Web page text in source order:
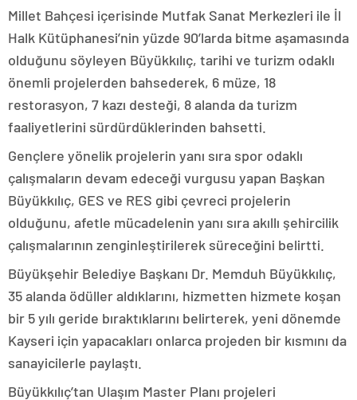
Millet Bahçesi içerisinde Mutfak Sanat Merkezleri ile İl
Halk Kütüphanesi’nin yüzde 90’larda bitme aşamasında
olduğunu söyleyen Büyükkılıç, tarihi ve turizm odaklı
önemli projelerden bahsederek, 6 müze, 18
restorasyon, 7 kazı desteği, 8 alanda da turizm
faaliyetlerini sürdürdüklerinden bahsetti.
Gençlere yönelik projelerin yanı sıra spor odaklı
çalışmaların devam edeceği vurgusu yapan Başkan
Büyükkılıç, GES ve RES gibi çevreci projelerin
olduğunu, afetle mücadelenin yanı sıra akıllı şehircilik
çalışmalarının zenginleştirilerek süreceğini belirtti.
Büyükşehir Belediye Başkanı Dr. Memduh Büyükkılıç,
35 alanda ödüller aldıklarını, hizmetten hizmete koşan
bir 5 yılı geride bıraktıklarını belirterek, yeni dönemde
Kayseri için yapacakları onlarca projeden bir kısmını da
sanayicilerle paylaştı.
Büyükkılıç’tan Ulaşım Master Planı projeleri